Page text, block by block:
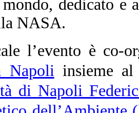
dedicato e
NASA.
l’evento è co-
Napoli insieme
di Napoli